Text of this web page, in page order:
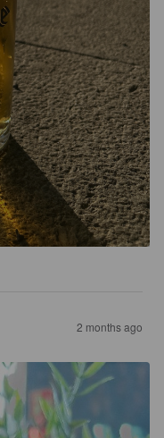
2 months ago